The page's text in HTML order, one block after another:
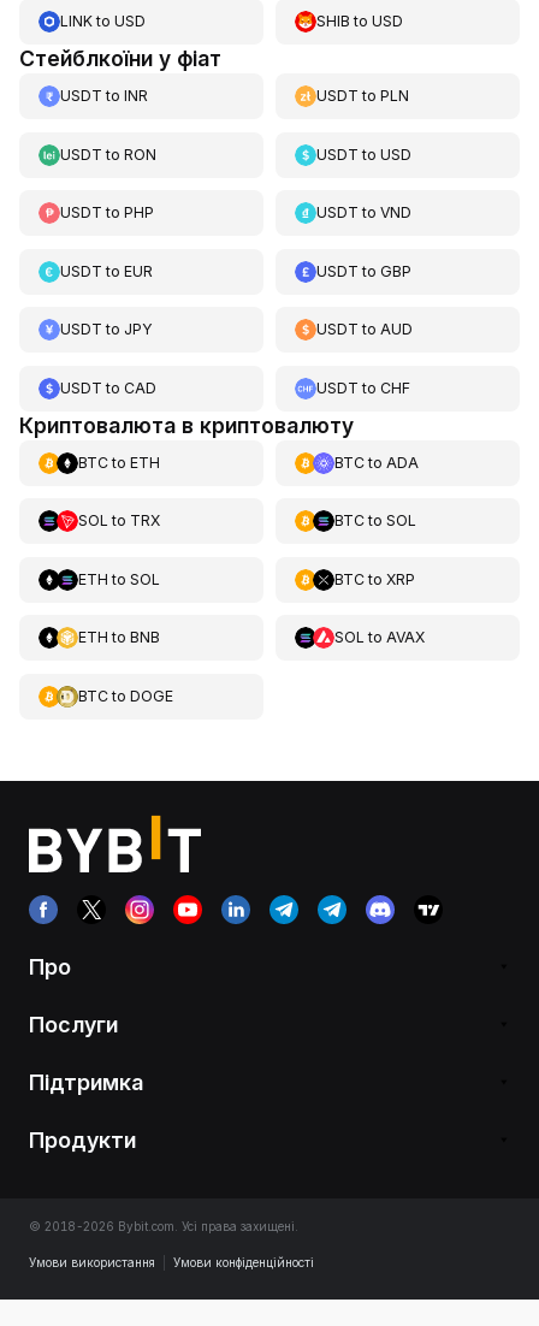
LINKto USD SHIB toUSD
Стейблкоїни у фіат
USDT to INR USDT toPLN
USDT to RON USDT toUSD
USDT to PHP USDT toVND
USDT to EUR USDT toGBP
USDT to JPY USDT toAUD
USDT to CAD USDT toCHF
Криптовалюта в криптовалюту
BTCto ETH BTCto ADA
SOL to TRX BTCto SOL
ETH to SOL BTCto XRP
ETH to BNB SOL to AVAX
BTCto DOGE
Про
Послуги
Підтримка
Продукти
© 2018-2026 Bybit.com. Усі права захищені.
Умови використання Умови конфіденційності